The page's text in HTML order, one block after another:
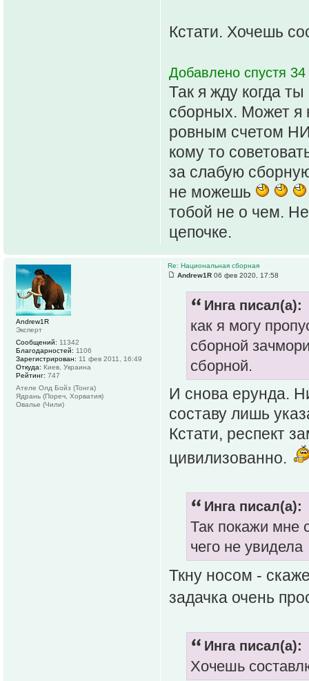
Кстати. Хочешь
Добавлено спустя
Так я жду когда
сборных. Может я
ровным счетом
кому то
за слабую
не можешь
тобой не о чем.
цепочке.
Re: Национальная сборная
Andrew1R 06 фев 2020, 17:58
Инга писал(а):
как я могу
сборной
сборной.
И снова ерунда.
составу лишь
Кстати, респект
цивилизованно.
Инга писал(а):
Так покажи мне
чего не увидела
Ткну носом -
задачка очень
Инга писал(а):
Хочешь
Andrew1R
Эксперт
Сообщений: 11342
Благодарностей: 1106
Зарегистрирован: 11 фев 2011, 16:49
Откуда: Киев, Украина
Рейтинг: 747
Ателе Олд Бойз (Тонга)
Ядрань (Пореч, Хорватия)
Овалье (Чили)